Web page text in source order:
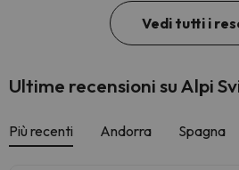
Vedi tutti i
Ultime recensioni su Alpi
Più recenti Andorra Spagna